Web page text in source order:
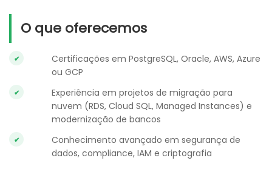
O que oferecemos
Certificações em PostgreSQL, Oracle, AWS, Azure
ou GCP
Experiência em projetos de migração para
nuvem (RDS, Cloud SQL, Managed Instances) e
modernização de bancos
Conhecimento avançado em segurança de
dados, compliance, IAM e criptografia